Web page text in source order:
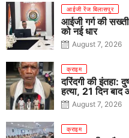
आईजी रेंज बिलासपुर
आईजी गर्ग की
को नई धार
August 7, 2026
क्राइम
दरिंदगी की इंतहा:
हत्या, 21 दिन बाद
August 7, 2026
क्राइम